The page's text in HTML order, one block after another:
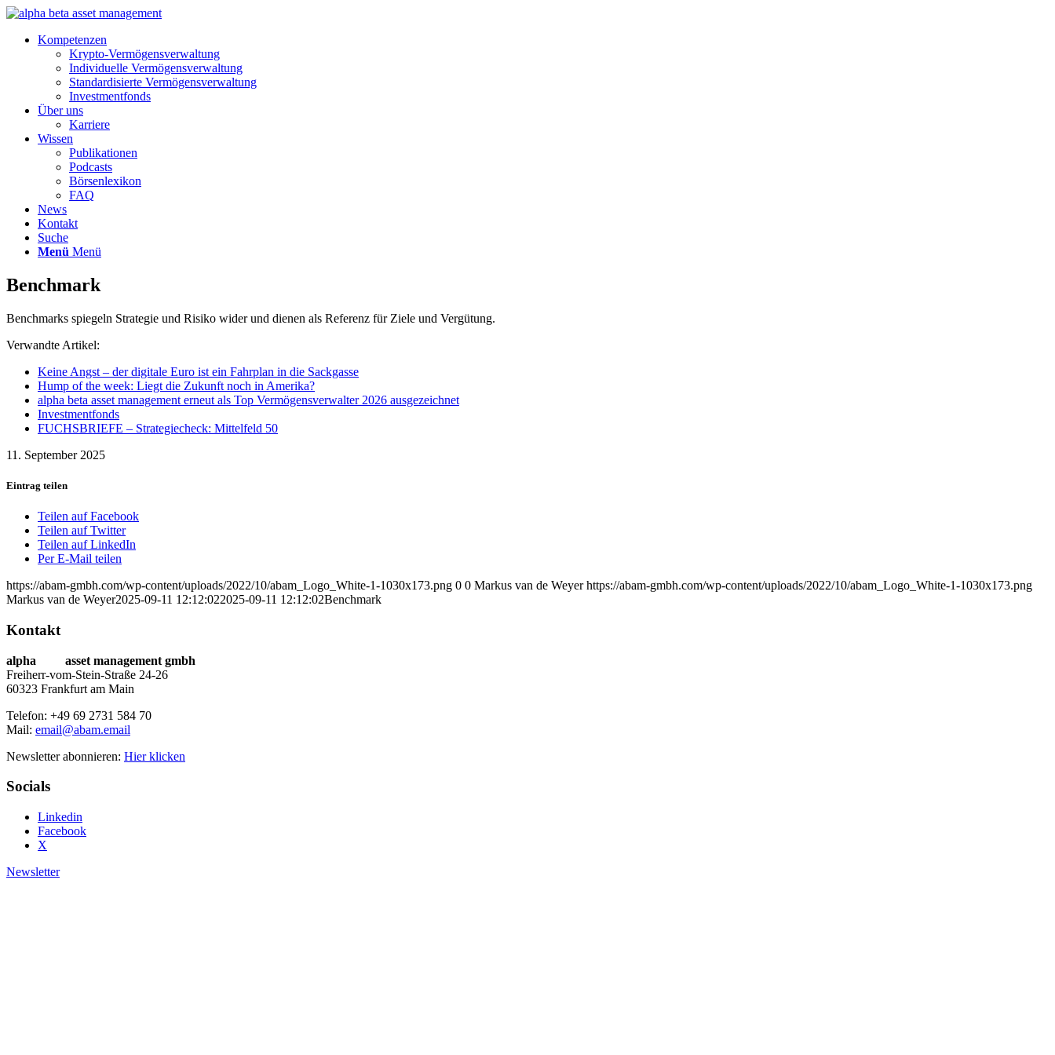
Kompetenzen
Krypto-Vermögensverwaltung
Individuelle Vermögensverwaltung
Standardisierte Vermögensverwaltung
Investmentfonds
Über uns
Karriere
Wissen
Publikationen
Podcasts
Börsenlexikon
FAQ
News
Kontakt
Suche
Menü Menü
Benchmark
Benchmarks spiegeln Strategie und Risiko wider und dienen als Referenz für Ziele und Vergütung.
Verwandte Artikel:
Keine Angst – der digitale Euro ist ein Fahrplan in die Sackgasse
Hump of the week: Liegt die Zukunft noch in Amerika?
alpha beta asset management erneut als Top Vermögensverwalter 2026 ausgezeichnet
Investmentfonds
FUCHSBRIEFE – Strategiecheck: Mittelfeld 50
11. September 2025
Eintrag teilen
Teilen auf Facebook
Teilen auf Twitter
Teilen auf LinkedIn
Per E-Mail teilen
https://abam-gmbh.com/wp-content/uploads/2022/10/abam_Logo_White-1-1030x173.png 0 0 Markus van de Weyer https://abam-gmbh.com/wp-content/uploads/2022/10/abam_Logo_White-1-1030x173.png
Markus van de Weyer2025-09-11 12:12:022025-09-11 12:12:02Benchmark
Kontakt
alpha
asset management gmbh
Freiherr-vom-Stein-Straße 24-26
60323 Frankfurt am Main
Telefon: +49 69 2731 584 70
Mail: email@abam.email
Newsletter abonnieren: Hier klicken
Socials
Linkedin
Facebook
X
Newsletter